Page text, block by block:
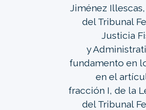
Jiménez
del Tribunal
Justicia
y
fundamento en
en el
fracción I, de la
del Tribunal